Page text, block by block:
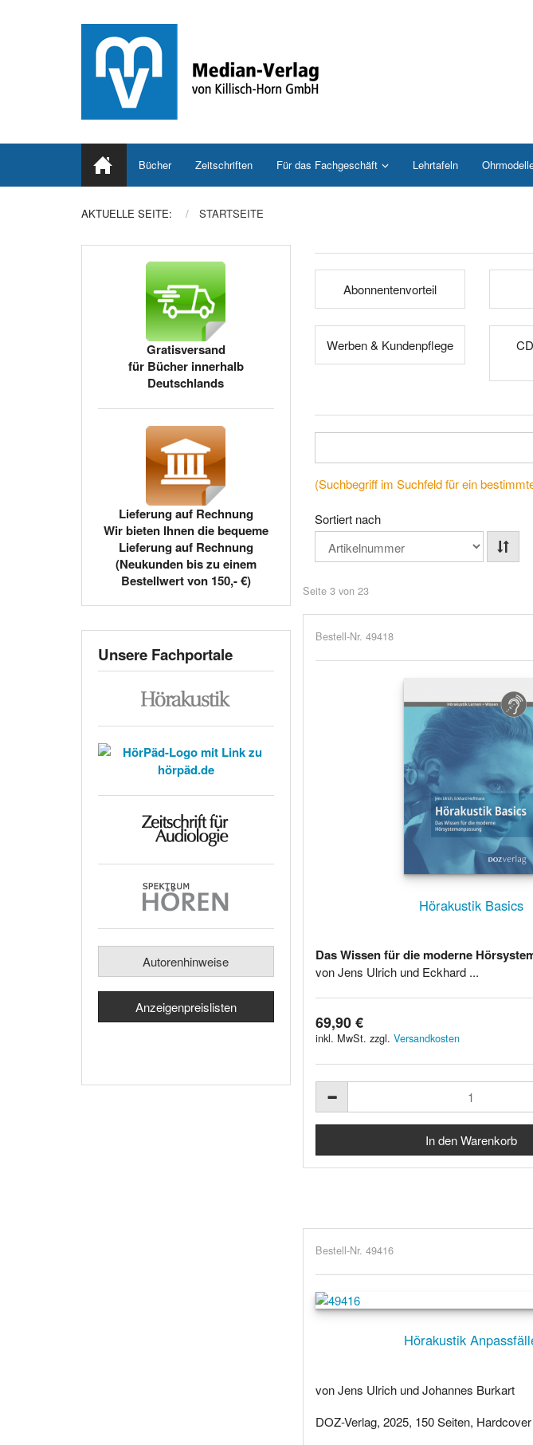
Bücher Zeitschriften Für das Fachgeschäft Lehrtafeln
AKTUELLE SEITE: STARTSEITE
Abonnentenvorteil
Werben & Kundenpflege
(Suchbegriff im Suchfeld für ein
Sortiert nach
Seite 3 von 23
Bestell-Nr. 49418
Hörakustik Basics
Das Wissen für die moderne
von Jens Ulrich und Eckhard ...
69,90 €
inkl. MwSt. zzgl. Versandkosten
Bestell-Nr. 49416
Hörakustik
von Jens Ulrich und Johannes Burkart
DOZ-Verlag, 2025, 150 Seiten, Hardcover
Gratisversand
für Bücher innerhalb
Deutschlands
Lieferung auf Rechnung
Wir bieten Ihnen die bequeme
Lieferung auf Rechnung
(Neukunden bis zu einem
Bestellwert von 150,- €)
Unsere Fachportale
Autorenhinweise
Anzeigenpreislisten